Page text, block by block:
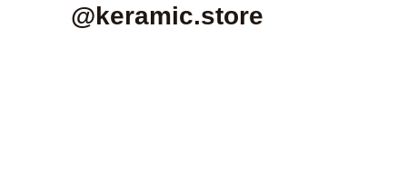
@keramic.store